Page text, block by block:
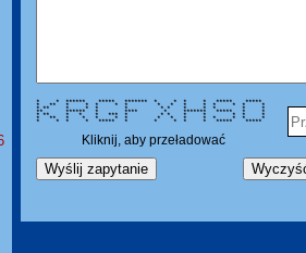
* * ****** ***** ******* * * * * ***** *****
* ** * * * * * * * * * * * * *
* ** * * * * * * * * * * *
** ****** * **** * ******* ***** * *
* ** * * * *** * * * * * * * *
* ** * * * * * * * * * * * * *
* * * * ***** * * * * * ***** *****
Kliknij, aby przeładować